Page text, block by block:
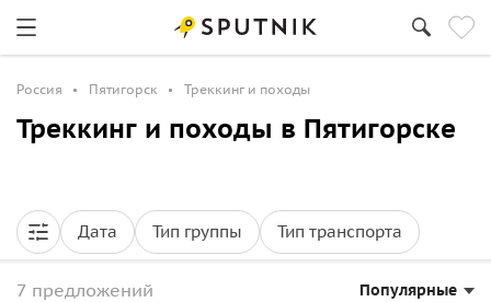
Россия Пятигорск Треккинг и походы
Треккинг и походы в Пятигорске
Дата Тип группы Тип транспорта
7 предложений Популярные